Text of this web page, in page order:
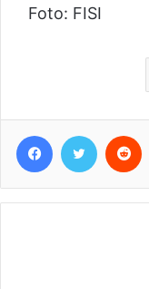
Foto: FISI
Facebook
Twitter